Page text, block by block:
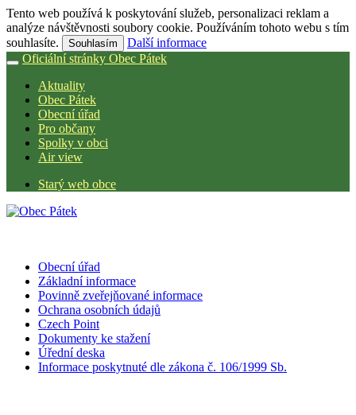
Tento web používá k poskytování služeb, personalizaci reklam a
analýze návštěvnosti soubory cookie. Používáním tohoto webu s tím
souhlasíte.
Souhlasím
Další informace
Oficiální stránky Obec Pátek
Aktuality
Obec Pátek
Obecní úřad
Pro občany
Spolky v obci
Air view
Starý web obce
Obecní úřad
Základní informace
Povinně zveřejňované informace
Ochrana osobních údajů
Czech Point
Dokumenty ke stažení
Úřední deska
Informace poskytnuté dle zákona č. 106/1999 Sb.